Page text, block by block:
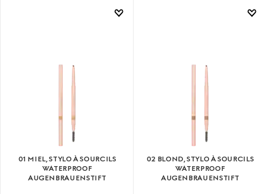
01 MIEL, STYLO À SOURCILS
WATERPROOF
AUGENBRAUENSTIFT
02 BLOND, STYLO À SOURCILS
WATERPROOF
AUGENBRAUENSTIFT